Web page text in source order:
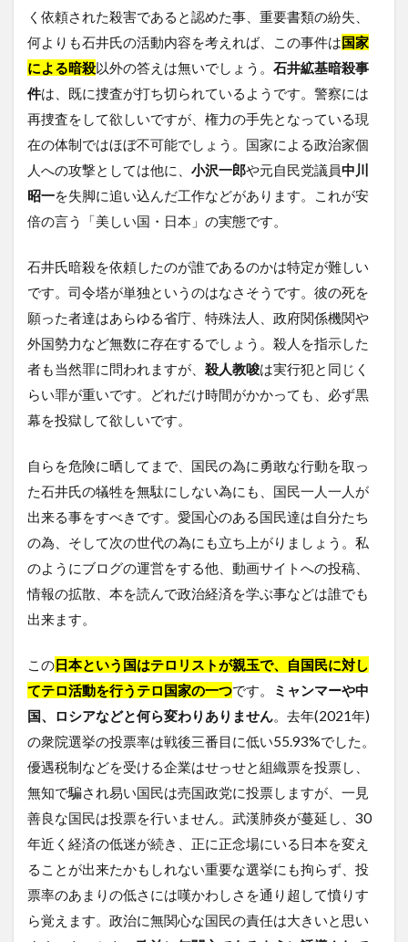
く依頼された殺害であると認めた事、重要書類の紛失、
何よりも石井氏の活動内容を考えれば、この事件は国家
による暗殺以外の答えは無いでしょう。 石井絋基暗殺事
件は、既に捜査が打ち切られているようです。警察には
再捜査をして欲しいですが、権力の手先となっている現
在の体制ではほぼ不可能でしょう。国家による政治家個
人への攻撃としては他に、 小沢一郎や元自民党議員中川
昭一を失脚に追い込んだ工作などがあります。これが安
倍の言う「美しい国・日本」の実態です。
石井氏暗殺を依頼したのが誰であるのかは特定が難しい
です。司令塔が単独というのはなさそうです。彼の死を
願った者達はあらゆる省庁、特殊法人、政府関係機関や
外国勢力など無数に存在するでしょう。殺人を指示した
者も当然罪に問われますが、 殺人教唆は実行犯と同じく
らい罪が重いです。どれだけ時間がかかっても、必ず黒
幕を投獄して欲しいです。
自らを危険に晒してまで、国民の為に勇敢な行動を取っ
た石井氏の犠牲を無駄にしない為にも、国民一人一人が
出来る事をすべきです。愛国心のある国民達は自分たち
の為、そして次の世代の為にも立ち上がりましょう。私
のようにブログの運営をする他、動画サイトへの投稿、
情報の拡散、本を読んで政治経済を学ぶ事などは誰でも
出来ます。
この日本という国はテロリストが親玉で、自国民に対し
てテロ活動を行うテロ国家の一つです。
ミャンマーや中
国、ロシアなどと何ら変わりありません。去年(2021年)
の衆院選挙の投票率は戦後三番目に低い55.93%でした。
優遇税制などを受ける企業はせっせと組織票を投票し、
無知で騙され易い国民は売国政党に投票しますが、一見
善良な国民は投票を行いません。武漢肺炎が蔓延し、30
年近く経済の低迷が続き、正に正念場にいる日本を変え
ることが出来たかもしれない重要な選挙にも拘らず、投
票率のあまりの低さには嘆かわしさを通り超して憤りす
ら覚えます。政治に無関心な国民の責任は大きいと思い